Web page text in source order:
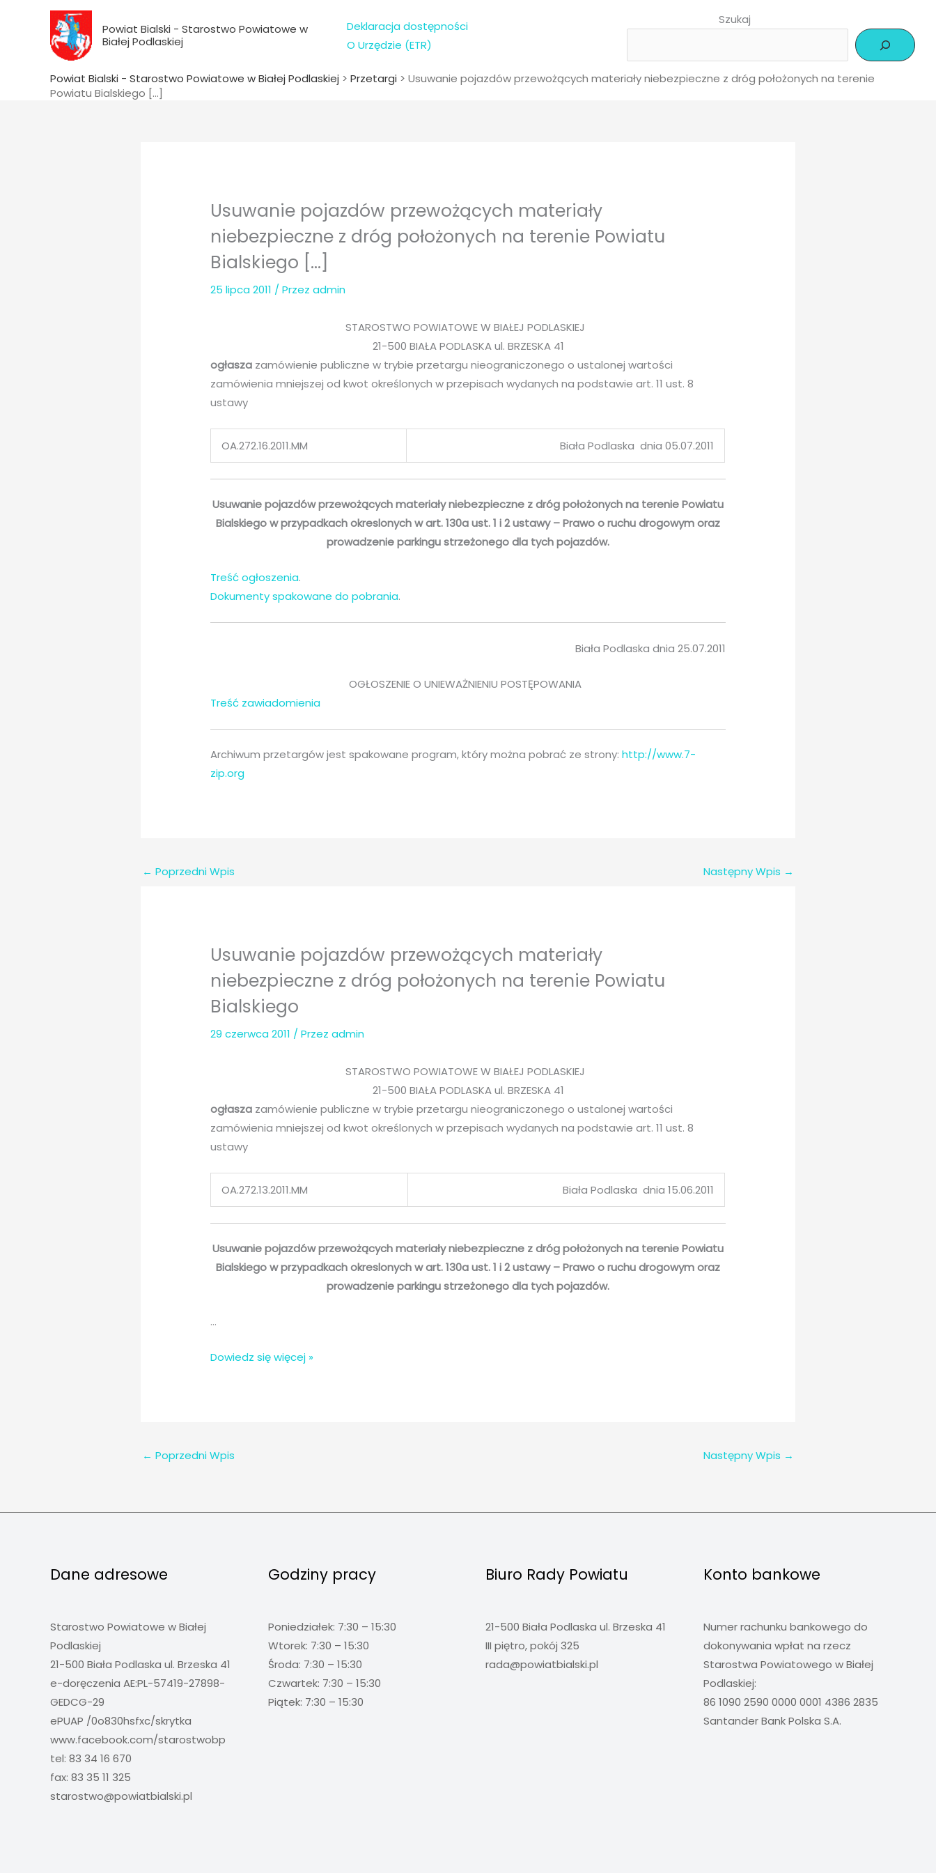
Powiat Bialski - Starostwo Powiatowe w
Białej Podlaskiej
Deklaracja dostępności
O Urzędzie (ETR)
Szukaj
Powiat Bialski - Starostwo Powiatowe w Białej Podlaskiej > Przetargi > Usuwanie pojazdów przewożących materiały niebezpieczne z dróg położonych na terenie
Powiatu Bialskiego […]
Usuwanie pojazdów przewożących materiały
niebezpieczne z dróg położonych na terenie Powiatu
Bialskiego […]
25 lipca 2011 / Przezadmin
STAROSTWO POWIATOWE W BIAŁEJ PODLASKIEJ
21-500 BIAŁA PODLASKA ul. BRZESKA 41
ogłasza zamówienie publiczne w trybie przetargu nieograniczonego o ustalonej wartości
zamówienia mniejszej od kwot określonych w przepisach wydanych na podstawie art. 11 ust. 8
ustawy
OA.272.16.2011.MM Biała Podlaska dnia 05.07.2011
Usuwanie pojazdów przewożących materiały niebezpieczne z dróg położonych na terenie Powiatu
Bialskiego w przypadkach okreslonych w art. 130a ust. 1 i 2 ustawy – Prawo o ruchu drogowym oraz
prowadzenie parkingu strzeżonego dla tych pojazdów.
Treść ogłoszenia.
Dokumenty spakowane do pobrania.
Biała Podlaska dnia 25.07.2011
OGŁOSZENIE O UNIEWAŻNIENIU POSTĘPOWANIA
Treść zawiadomienia
Archiwum przetargów jest spakowane program, który można pobrać ze strony:http://www.7-
zip.org
← Poprzedni Wpis Następny Wpis →
Usuwanie pojazdów przewożących materiały
niebezpieczne z dróg położonych na terenie Powiatu
Bialskiego
29 czerwca 2011 / Przezadmin
STAROSTWO POWIATOWE W BIAŁEJ PODLASKIEJ
21-500 BIAŁA PODLASKA ul. BRZESKA 41
ogłasza zamówienie publiczne w trybie przetargu nieograniczonego o ustalonej wartości
zamówienia mniejszej od kwot określonych w przepisach wydanych na podstawie art. 11 ust. 8
ustawy
OA.272.13.2011.MM Biała Podlaska dnia 15.06.2011
Usuwanie pojazdów przewożących materiały niebezpieczne z dróg położonych na terenie Powiatu
Bialskiego w przypadkach okreslonych w art. 130a ust. 1 i 2 ustawy – Prawo o ruchu drogowym oraz
prowadzenie parkingu strzeżonego dla tych pojazdów.
…
Usuwanie
z
Dowiedz się więcej »
← Poprzedni Wpis Następny Wpis →
Dane adresowe
Starostwo Powiatowe w Białej
Podlaskiej
21-500 Biała Podlaska ul. Brzeska 41
e-doręczenia AE:PL-57419-27898-
GEDCG-29
ePUAP /0o830hsfxc/skrytka
www.facebook.com/starostwobp
tel: 83 34 16 670
fax: 83 35 11 325
starostwo@powiatbialski.pl
Godziny pracy
Poniedziałek: 7:30 – 15:30
Wtorek: 7:30 – 15:30
Środa: 7:30 – 15:30
Czwartek: 7:30 – 15:30
Piątek: 7:30 – 15:30
Biuro Rady Powiatu
21-500 Biała Podlaska ul. Brzeska 41
III piętro, pokój 325
rada@powiatbialski.pl
Konto bankowe
Numer rachunku bankowego do
dokonywania wpłat na rzecz
Starostwa Powiatowego w Białej
Podlaskiej:
86 1090 2590 0000 0001 4386 2835
Santander Bank Polska S.A.